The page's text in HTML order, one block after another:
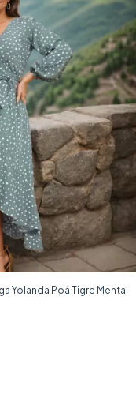
Yolanda Poá Tigre Menta